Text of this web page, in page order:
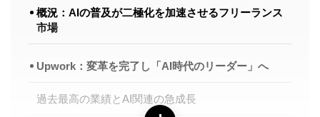
概況：AIの普及が二極化を加速させるフリーランス
市場
Upwork：変革を完了し「AI時代のリーダー」へ
過去最高の業績とAI関連の急成長